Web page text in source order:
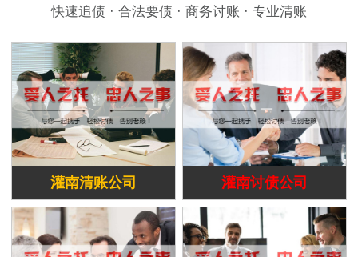
快速追债 · 合法要债 · 商务讨账 · 专业清账
灌南清账公司 灌南讨债公司